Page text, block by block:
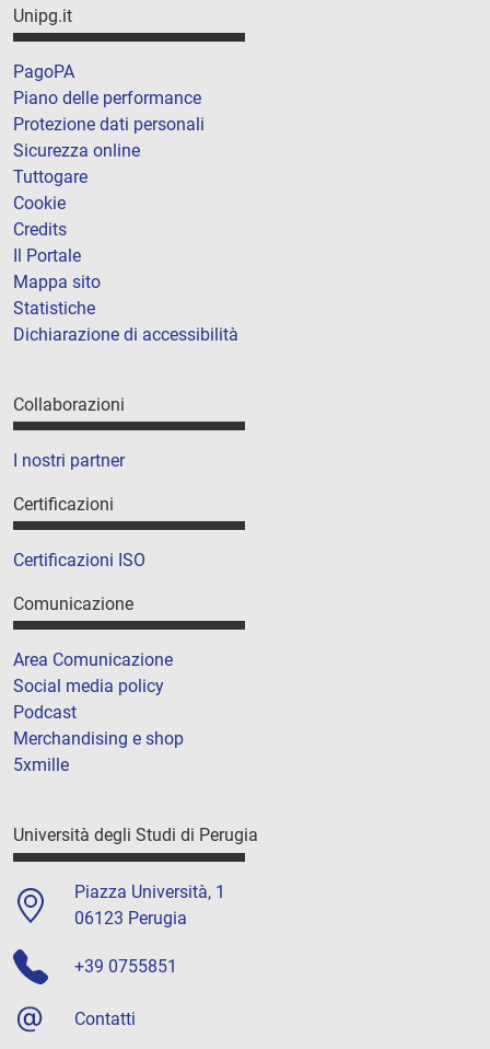
Unipg.it
PagoPA
Piano delle performance
Protezione dati personali
Sicurezza online
Tuttogare
Cookie
Credits
Il Portale
Mappa sito
Statistiche
Dichiarazione di accessibilità
Collaborazioni
I nostri partner
Certificazioni
Certificazioni ISO
Comunicazione
Area Comunicazione
Social media policy
Podcast
Merchandising e shop
5xmille
Università degli Studi di Perugia
Piazza Università, 1
06123 Perugia
+39 0755851
Contatti